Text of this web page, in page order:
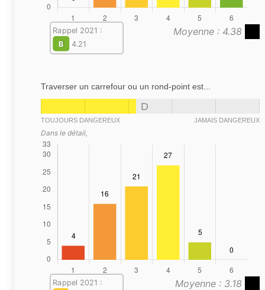
Moyenne : 4.38
Rappel 2021 :
B
4.21
Traverser un carrefour ou un rond-point est...
D
TOUJOURS DANGEREUX JAMAIS DANGEREUX
Dans le détail,
Moyenne : 3.18
Rappel 2021 :